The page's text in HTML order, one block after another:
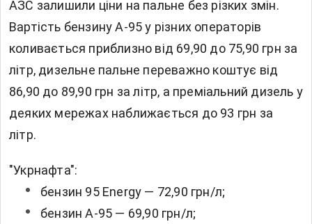
АЗС залишили ціни на пальне без різких змін.
Вартість бензину А-95 у різних операторів
коливається приблизно від 69,90 до 75,90 грн за
літр, дизельне пальне переважно коштує від
86,90 до 89,90 грн за літр, а преміальний дизель у
деяких мережах наближається до 93 грн за
літр.
"Укрнафта":
бензин 95 Energy — 72,90 грн/л;
бензин А-95 — 69,90 грн/л;